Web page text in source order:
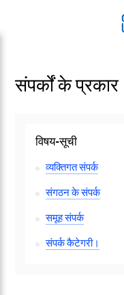
संपर्कों के प्रकार
विषय-सूची
व्यक्तिगत संपर्क
संगठन के संपर्क
समूह संपर्क
संपर्क कैटेगरी।